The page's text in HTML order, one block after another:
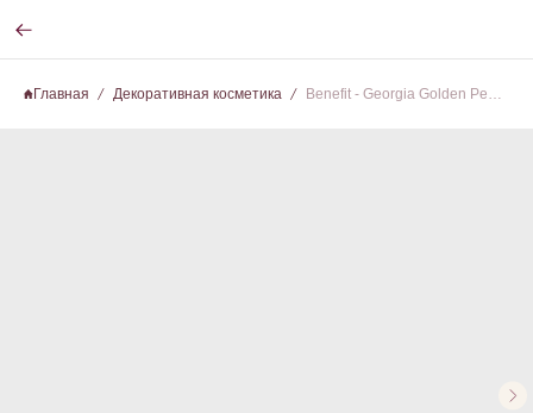
Главная Декоративная косметика Benefit - Georgia Golden Peach Blush